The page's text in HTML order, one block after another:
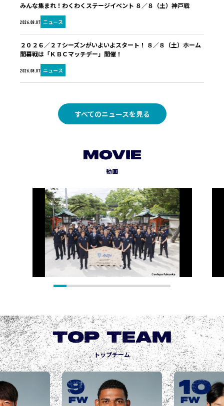
2026.08.07 ニュース
みんな集まれ！わくわくステージイベント ８／８（土）神戸戦
2026.08.07 ニュース
２０２６／２７シーズンがいよいよスタート！ ８／８（土）ホーム
開幕戦は「ＫＢＣマッチデー」開催！
すべてのニュースを見る
MOVIE
動画
TOP TEAM
トップチーム
9
FW
10
FW